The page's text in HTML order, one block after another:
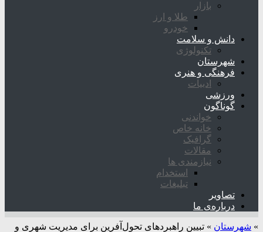
بازار
طلا و ارز
خودرو
دانش و سلامت
تکنولوژی
شهرستان
فرهنگی و هنری
ادبیات
ورزشی
گوناگون
خواندنی
خانه خاص
گرافیک
مقالات
نیازمندی ها
استخدام
تبلیغات
تصاویر
درباره‌ی ما
» شهرستان » تبیین راهبردهای تحول‌آفرین برای مدیریت شهری و